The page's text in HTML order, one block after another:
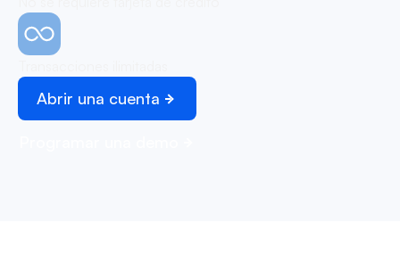
Abrir una cuenta